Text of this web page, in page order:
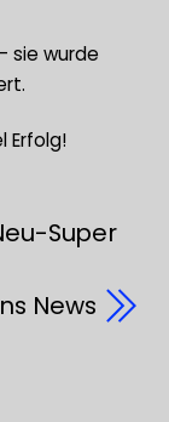
sie wurde
Erfolg!
Super
News